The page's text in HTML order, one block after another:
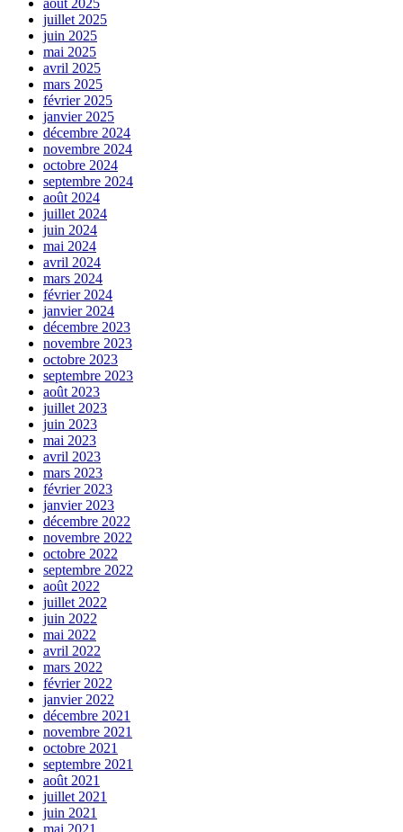
juillet 2025
juin 2025
mai 2025
avril 2025
mars 2025
février 2025
janvier 2025
décembre 2024
novembre 2024
octobre 2024
septembre 2024
août 2024
juillet 2024
juin 2024
mai 2024
avril 2024
mars 2024
février 2024
janvier 2024
décembre 2023
novembre 2023
octobre 2023
septembre 2023
août 2023
juillet 2023
juin 2023
mai 2023
avril 2023
mars 2023
février 2023
janvier 2023
décembre 2022
novembre 2022
octobre 2022
septembre 2022
août 2022
juillet 2022
juin 2022
mai 2022
avril 2022
mars 2022
février 2022
janvier 2022
décembre 2021
novembre 2021
octobre 2021
septembre 2021
août 2021
juillet 2021
juin 2021
mai 2021